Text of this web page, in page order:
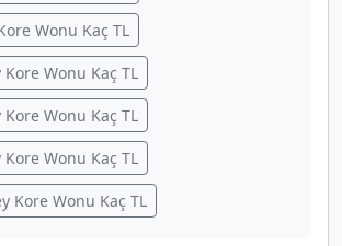
Wonu Kaç TL
Kore Wonu Kaç TL
Wonu Kaç TL
Kore Wonu Kaç TL
Kore Wonu Kaç TL